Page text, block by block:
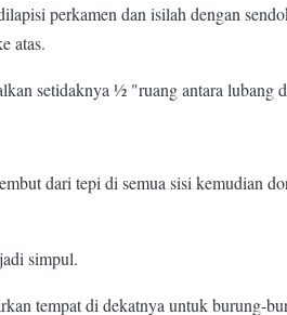
perkamen dan isilah dengan
atas.
setidaknya 1⁄2 "ruang antara lubang
dari tepi di semua sisi kemudian
simpul.
tempat di dekatnya untuk burung-